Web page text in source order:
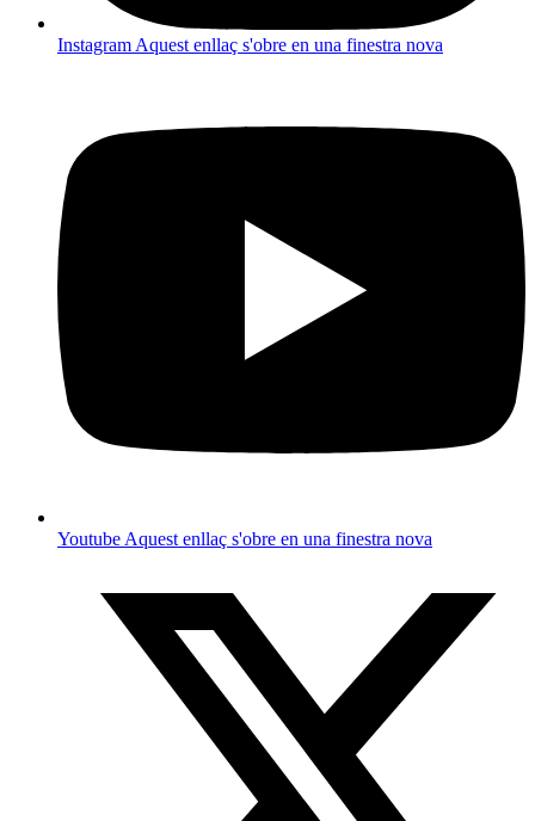
Instagram Aquest enllaç s'obre en una finestra nova
Youtube Aquest enllaç s'obre en una finestra nova